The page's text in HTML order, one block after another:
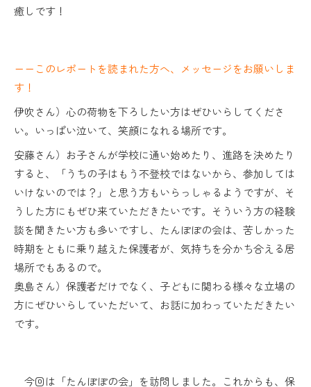
癒しです！
ーーこのレポートを読まれた方へ、メッセージをお願いしま
す！
伊吹さん）心の荷物を下ろしたい方はぜひいらしてくださ
い。いっぱい泣いて、笑顔になれる場所です。
安藤さん）お子さんが学校に通い始めたり、進路を決めたり
すると、「うちの子はもう不登校ではないから、参加しては
いけないのでは？」と思う方もいらっしゃるようですが、そ
うした方にもぜひ来ていただきたいです。そういう方の経験
談を聞きたい方も多いですし、たんぽぽの会は、苦しかった
時期をともに乗り越えた保護者が、気持ちを分かち合える居
場所でもあるので。
奥島さん）保護者だけでなく、子どもに関わる様々な立場の
方にぜひいらしていただいて、お話に加わっていただきたい
です。
今回は「たんぽぽの会」を訪問しました。これからも、保